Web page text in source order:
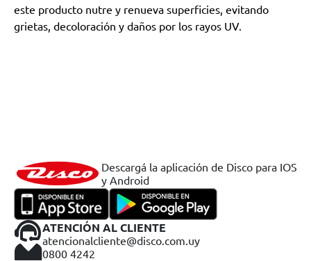
este producto nutre y renueva superficies, evitando
grietas, decoloración y daños por los rayos UV.
Descargá la aplicación de Disco para IOS
y Android
ATENCIÓN AL CLIENTE
atencionalcliente@disco.com.uy
0800 4242